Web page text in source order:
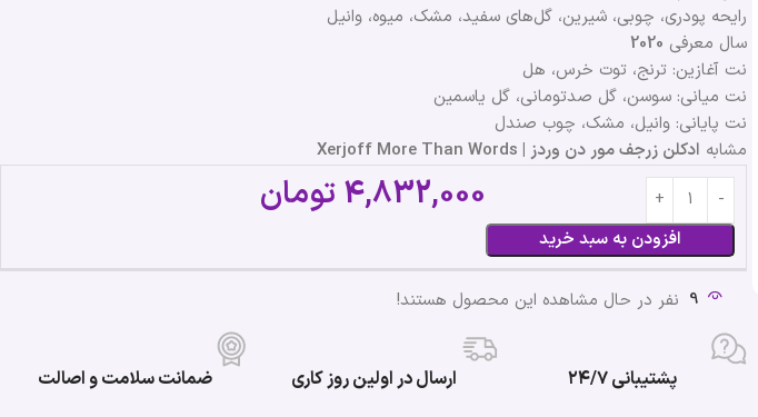
رایحه پودری، چوبی، شیرین، گل‌های سفید، مشک، میوه، وانیل
سال معرفی 2020
نت آغازین: ترنج، توت خرس، هل
نت میانی: سوسن، گل صدتومانی، گل یاسمین
نت پایانی: وانیل، مشک، چوب صندل
مشابه ادکلن زرجف مور دن وردز | Xerjoff More Than Words
افزودن به سبد خرید
4,832,000تومان
9 نفر در حال مشاهده این محصول هستند!
پشتیبانی ۲۴/۷ ارسال در اولین روز کاری ضمانت سلامت و اصالت